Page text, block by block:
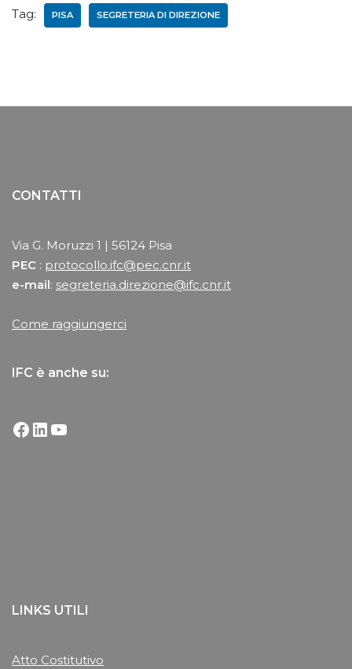
Tag: PISA SEGRETERIA DI DIREZIONE
CONTATTI
Via G. Moruzzi 1 | 56124 Pisa
PEC : protocollo.ifc@pec.cnr.it
e-mail: segreteria.direzione@ifc.cnr.it
Come raggiungerci
IFC è anche su:
LINKS UTILI
Atto Costitutivo